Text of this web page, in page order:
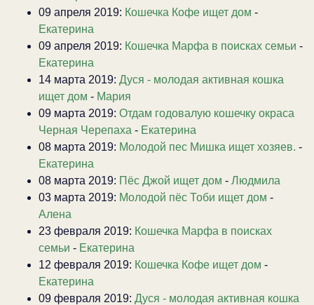
09 апреля 2019: Кошечка Кофе ищет дом -
Екатерина
09 апреля 2019: Кошечка Марфа в поисках семьи -
Екатерина
14 марта 2019: Дуся - молодая активная кошка
ищет дом - Мария
09 марта 2019: Отдам годовалую кошечку окраса
Черная Черепаха - Екатерина
08 марта 2019: Молодой пес Мишка ищет хозяев. -
Екатерина
08 марта 2019: Пёс Джой ищет дом - Людмила
03 марта 2019: Молодой пёс Тоби ищет дом -
Алена
23 февраля 2019: Кошечка Марфа в поисках
семьи - Екатерина
12 февраля 2019: Кошечка Кофе ищет дом -
Екатерина
09 февраля 2019: Дуся - молодая активная кошка